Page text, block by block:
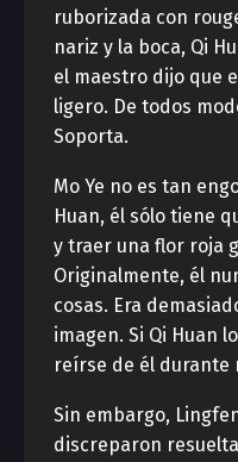
ruborizada con
nariz y la boca, Qi
el maestro dijo que
ligero. De todos
Soporta.
Mo Ye no es tan
Huan, él sólo tiene
y traer una flor roja
Originalmente, él
cosas. Era
imagen. Si Qi Huan
reírse de él durante
Sin embargo,
discreparon